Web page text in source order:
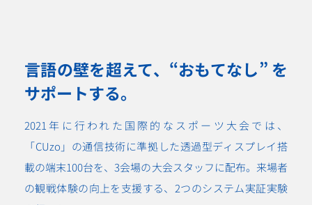
言語の壁を超えて、“おもてなし” を
サポートする。
2021年に行われた国際的なスポーツ大会では、
「CUzo」の通信技術に準拠した透過型ディスプレイ搭
載の端末100台を、3会場の大会スタッフに配布。来場者
の観戦体験の向上を支援する、2つのシステム実証実験